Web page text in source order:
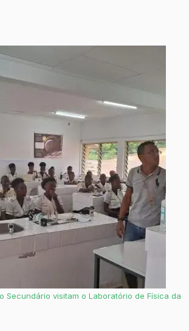
Secundário visitam o Laboratório de Física da